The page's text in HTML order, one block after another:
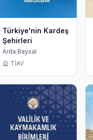
Türkiye'nin Kardeş
Şehirleri
Arda Baysal
TİAV